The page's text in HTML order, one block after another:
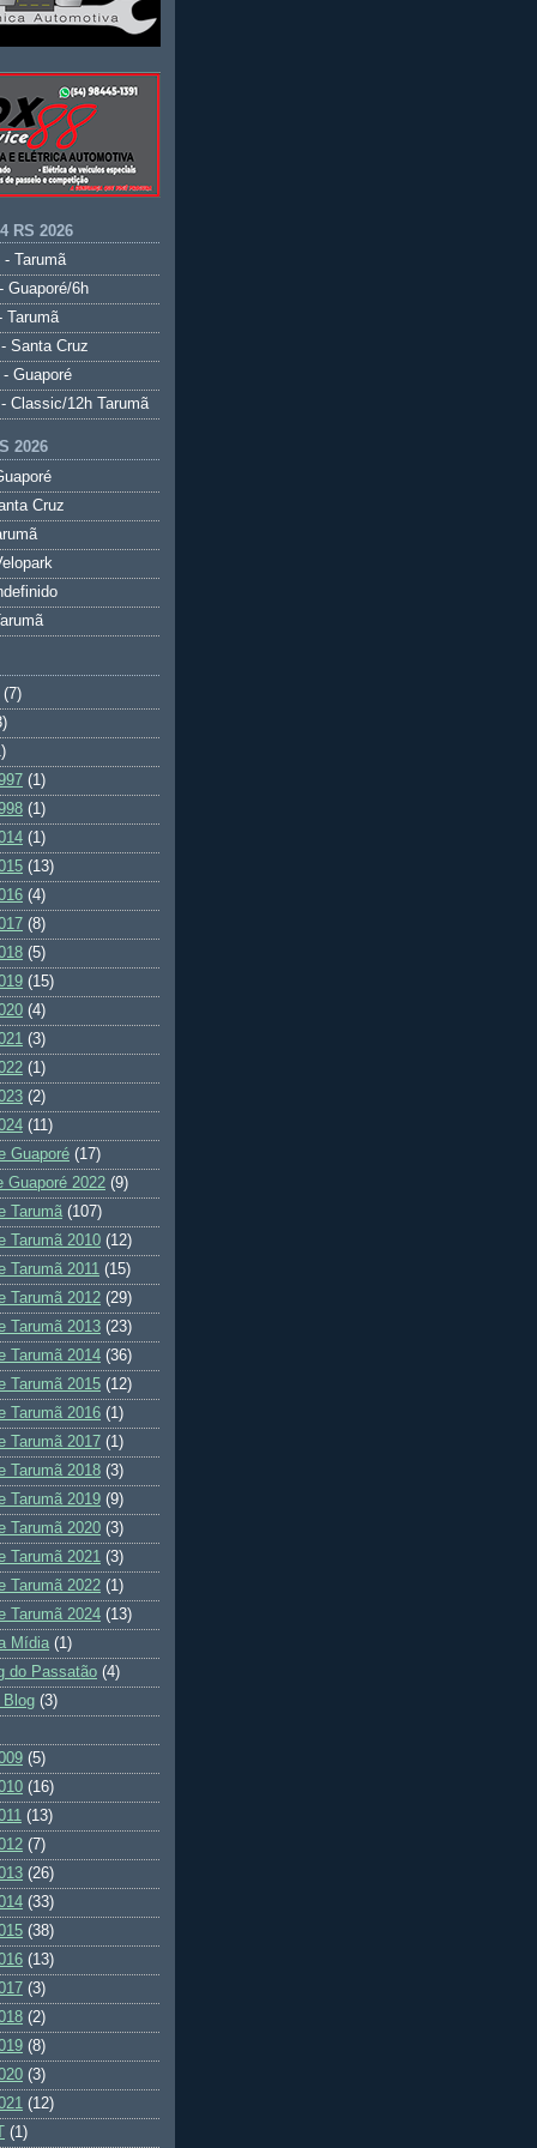
RS 2026
- Tarumã
Guaporé/6h
Tarumã
Santa Cruz
Guaporé
Classic/12h Tarumã
2026
Cruz
(7)
(1)
(1)
(1)
(13)
(4)
(8)
(5)
(15)
(4)
(3)
(1)
(2)
(11)
Guaporé (17)
Guaporé 2022 (9)
Tarumã (107)
Tarumã 2010 (12)
Tarumã 2011 (15)
Tarumã 2012 (29)
Tarumã 2013 (23)
Tarumã 2014 (36)
Tarumã 2015 (12)
Tarumã 2016 (1)
Tarumã 2017 (1)
Tarumã 2018 (3)
Tarumã 2019 (9)
Tarumã 2020 (3)
Tarumã 2021 (3)
Tarumã 2022 (1)
Tarumã 2024 (13)
Mídia (1)
do Passatão (4)
Blog (3)
(5)
(16)
(13)
(7)
(26)
(33)
(38)
(13)
(3)
(2)
(8)
(3)
(12)
(1)